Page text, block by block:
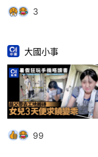
3
大國小事
99